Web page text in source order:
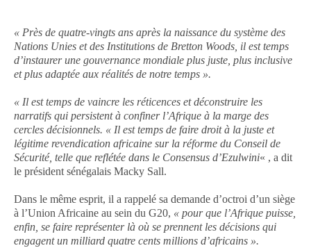
« Près de quatre-vingts ans après la naissance du système des
Nations Unies et des Institutions de Bretton Woods, il est temps
d’instaurer une gouvernance mondiale plus juste, plus inclusive
et plus adaptée aux réalités de notre temps ».
« Il est temps de vaincre les réticences et déconstruire les
narratifs qui persistent à confiner l’Afrique à la marge des
cercles décisionnels. « Il est temps de faire droit à la juste et
légitime revendication africaine sur la réforme du Conseil de
Sécurité, telle que reflétée dans le Consensus d’Ezulwini« , a dit
le président sénégalais Macky Sall.
Dans le même esprit, il a rappelé sa demande d’octroi d’un siège
à l’Union Africaine au sein du G20, « pour que l’Afrique puisse,
enfin, se faire représenter là où se prennent les décisions qui
engagent un milliard quatre cents millions d’africains ».